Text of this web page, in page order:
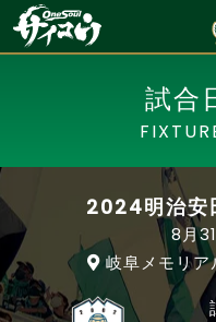
試合
2024明治安
8月
岐阜メモリア